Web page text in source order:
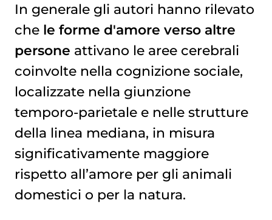
In generale gli autori hanno rilevato
che le forme d'amore verso altre
persone attivano le aree cerebrali
coinvolte nella cognizione sociale,
localizzate nella giunzione
temporo-parietale e nelle strutture
della linea mediana, in misura
significativamente maggiore
rispetto all’amore per gli animali
domestici o per la natura.